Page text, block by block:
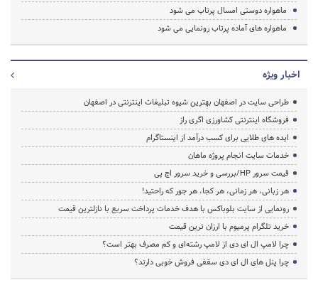
ماهواره دوستی امسال پرتاب می شود
ماهواره های آماده پرتاب رونمایی می شود
اخبار ویژه
طراحی سایت در اصفهان بهترین شیوه تبلیغات اینترنتی در اصفهان
فروشگاه اینترنتی کشاورزی اگری راز
ایده های طلایی برای کسب درآمد از اینستاگرام
خدمات سایت انجام پروژه ماهان
قیمت سرور HP/بررسی و خرید سرور اچ پی
هر زبانی، هر زمانی، هر کجا، هر جور که راحتید!
رونمایی از سایت بلوباکس با هدف خدمات پرداخت سریع با نازلترین قیمت
خرید تلگرام پرمیوم با ارزان ترین قیمت
چرا لامپ ال ای دی از لامپ رشته‌ای و کم مصرف بهتر است؟
چرا پنل های ال ای دی سقفی فروش خوبی دارند؟